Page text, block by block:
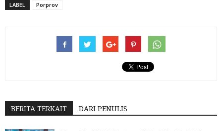
LABEL Porprov
BERITA TERKAIT DARI PENULIS